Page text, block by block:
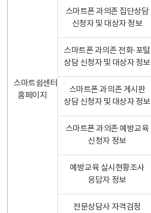
스마트쉼센터
홈페이지
스마트폰 과의존 집단상담
신청자 및 대상자 정보
스마트폰 과의존 전화·포털
상담 신청자 및 대상자 정보
스마트폰 과의존 게시판
상담 신청자 및 대상자 정보
스마트폰 과의존 예방교육
신청자 정보
예방교육 실시현황조사
응답자 정보
전문상담사 자격검정